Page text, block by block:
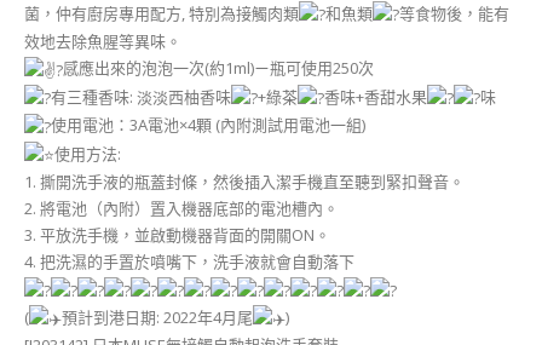
菌，仲有廚房專用配方, 特別為接觸肉類
和魚類
等食物後，能有
效地去除魚腥等異味。
感應出來的泡泡一次(約1ml)ㄧ瓶可使用250次
有三種香味: 淡淡西柚香味
+綠茶 香味+香甜水果
味
使用電池：3A電池×4顆 (內附測試用電池一組)
使用方法:
1. 撕開洗手液的瓶蓋封條，然後插入潔手機直至聽到緊扣聲音。
2. 將電池（內附）置入機器底部的電池槽內。
3. 平放洗手機，並啟動機器背面的開關ON。
4. 把洗濕的手置於噴嘴下，洗手液就會自動落下
( 預計到港日期: 2022年4月尾
)